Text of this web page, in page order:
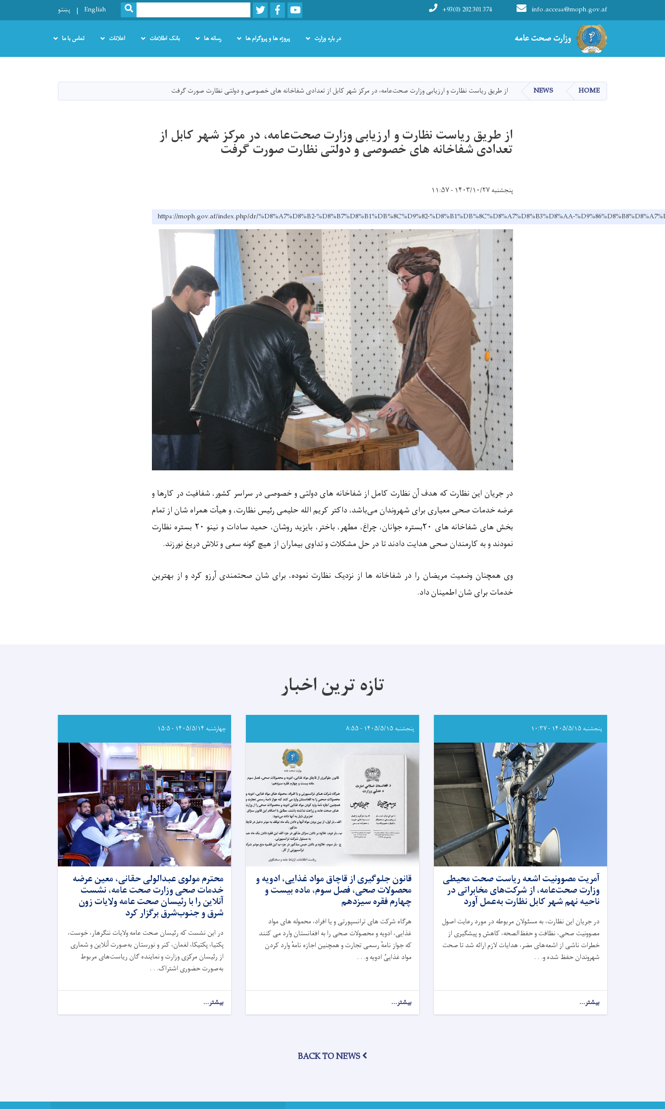
main
content
وزارت صحت عامه
info.access@moph.gov.af
+93(0) 202 301 374
Youtube
Facebook
Twitter
Search
SEARCH
English پښتو
Main navigation
وزارت صحت عامه در باره وزارت پروژه ها و پروگرام ها رسانه ها بانک اطلاعات اعلانات تماس با ما
HOME
NEWS از طریق ریاست نظارت و ارزیابی وزارت صحت‌عامه، در مرکز شهر کابل از تعدادی شفاخانه های خصوصی و دولتی نظارت صورت گرفت
از طریق ریاست نظارت و ارزیابی وزارت صحت‌عامه، در مرکز شهر کابل از
تعدادی شفاخانه های خصوصی و دولتی نظارت صورت گرفت
پنجشنبه ۱۴۰۳/۱۰/۲۷ - ۱۱:۵۷
https://moph.gov.af/index.php/dr/%D8%A7%D8%B2-%D8%B7%D8%B1%DB%8C%D9%82-%D8%B1%DB%8C%D8%A7%D8%B3%D8%AA-
در جریان این نظارت که هدف آن نظارت کامل از شفاخانه های دولتی و خصوصی در سراسر کشور، شفافیت در کارها و
عرضه خدمات صحی معیاری برای شهروندان می‌باشد، داکتر کریم الله حلیمی رئیس نظارت، و هیآت همراه شان از تمام
بخش های شفاخانه های ۲۰بستره جوانان، چراغ، مطهر، باختر، بایزید روشان، حمید سادات و نینو ۲۰ بستره نظارت
نمودند و به کارمندان صحی هدایت دادند تا در حل مشکلات و تداوی بیماران از هیچ گونه سعی و تلاش دریغ نورزند.
وی همچنان وضعیت مریضان را در شفاخانه ها از نزدیک نظارت نموده، برای شان صحتمندی آرزو کرد و از بهترین
خدمات برای شان اطمینان داد.
تازه ترین اخبار
پنجشنبه ۱۴۰۵/۵/۱۵ - ۱۰:۳۷
آمریت مصوونیت اشعه ریاست صحت محیطی
وزارت صحت‌عامه، از شرکت‌های مخابراتی در
ناحیه نهم شهر کابل نظارت به‌عمل آورد
در جریان این نظارت، به مسئولان مربوطه در مورد رعایت اصول
مصوونیت صحی، نظافت و حفظ‌الصحه، کاهش و پیشگیری از
خطرات ناشی از اشعه‌های مضر، هدایات لازم ارائه شد تا صحت
شهروندان حفظ شده و. . .
بیشتر...
آمریت
شرکت‌های
پنجشنبه ۱۴۰۵/۵/۱۵ - ۸:۵۵
قانون جلوگیری از قاچاق مواد غذایی، ادویه و
محصولات صحی، فصل سوم، ماده بیست و
چهارم فقره سیزدهم
هرگاه شرکت های ترانسپورتی و یا افراد، محموله های مواد
غذایی، ادویه و محصولات صحی را به افغانستان وارد می کنند
که جواز نامهٔ رسمی تجارت و همچنین اجازه نامهٔ وارد کردن
مواد غذاییٔ ادویه و. . .
بیشتر...
قانون
صحی،
چهارشنبه ۱۴۰۵/۵/۱۴ - ۱۵:۵
محترم مولوی عبدالولی حقانی، معین عرضه
خدمات صحی وزارت صحت عامه، نشست
آنلاین را با رئیسان صحت عامه ولایات زون
شرق و جنوب‌‌شرق برگزار کرد
در این نشست که رئیسان صحت عامه ولایات ننگرهار، خوست،
پکتیا، پکتیکا، لغمان، کنر و نورستان به‌صورت آنلاین و شماری
از رئیسان مرکزی وزارت و نماینده گان ریاست‌های مربوط
به‌صورت حضوری اشتراک. . .
بیشتر...
محترم
صحت
BACK TO NEWS